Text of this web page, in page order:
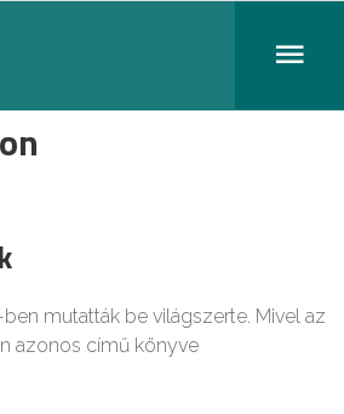
mutatták be világszerte. Mivel az
azonos című könyve